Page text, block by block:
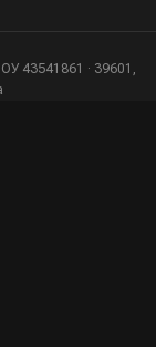
43541861 · 39601,